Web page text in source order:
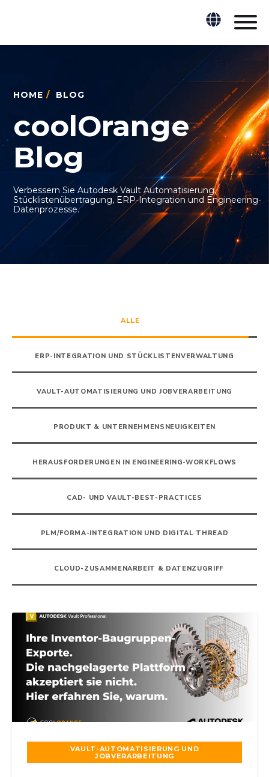
HOME / BLOG
coolOrange
Blog
Verbessern Sie Autodesk Vault Automatisierung,
Stücklistenübertragung, ERP-Integration und Engineering-
Datenprozesse.
ALLE
ERP-INTEGRATION UND STÜCKLISTENVERWALTUNG
VAULT-AUTOMATISIERUNG UND JOBVERARBEITUNG
PRODUKT & UNTERNEHMENSNEUIGKEITEN
HERAUSFORDERUNGEN IN ENGINEERING-WORKFLOWS
CAD- UND VAULT-BEST-PRACTICES
PLM/FORMA-INTEGRATION UND DIGITAL THREAD
CLOUD-ZUSAMMENARBEIT & DATENZUGRIFF
VAULT-AUTOMATISIERUNG UND
JOBVERARBEITUNG